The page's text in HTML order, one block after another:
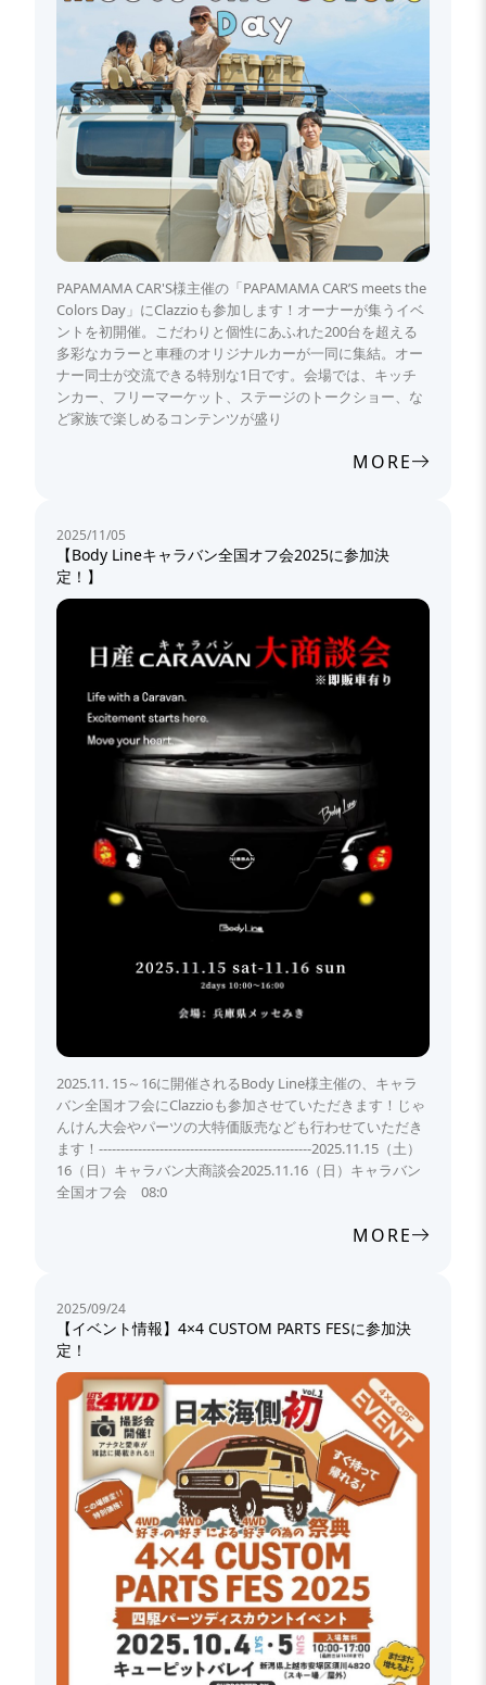
PAPAMAMA CAR'S様主催の「PAPAMAMA CAR’S meets the
Colors Day」にClazzioも参加します！オーナーが集うイベ
ントを初開催。こだわりと個性にあふれた200台を超える
多彩なカラーと車種のオリジナルカーが一同に集結。オー
ナー同士が交流できる特別な1日です。会場では、キッチ
ンカー、フリーマーケット、ステージのトークショー、な
ど家族で楽しめるコンテンツが盛り
MORE
2025/11/05
【Body Lineキャラバン全国オフ会2025に参加決
定！】
2025.11. 15～16に開催されるBody Line様主催の、キャラ
バン全国オフ会にClazzioも参加させていただきます！じゃ
んけん大会やパーツの大特価販売なども行わせていただき
ます！-------------------------------------------------2025.11.15（土）
16（日）キャラバン大商談会2025.11.16（日）キャラバン
全国オフ会 08:0
MORE
2025/09/24
【イベント情報】4×4 CUSTOM PARTS FESに参加決
定！